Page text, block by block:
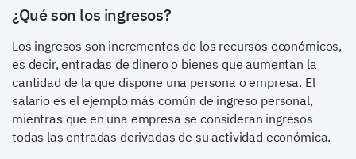
¿Qué son los ingresos?
Los ingresos son incrementos de los recursos económicos,
es decir, entradas de dinero o bienes que aumentan la
cantidad de la que dispone una persona o empresa. El
salario es el ejemplo más común de ingreso personal,
mientras que en una empresa se consideran ingresos
todas las entradas derivadas de su actividad económica.